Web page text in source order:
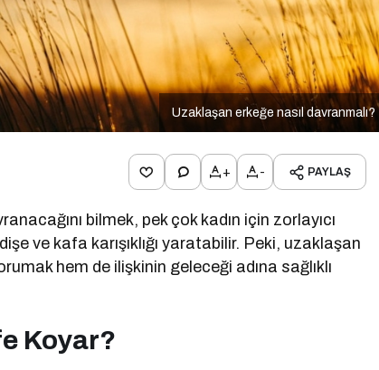
Uzaklaşan erkeğe nasıl davranmalı?
+ - PAYLAŞ
bilmek, pek çok kadın için zorlayıcı
ve kafa karışıklığı yaratabilir. Peki, uzaklaşan
hem de ilişkinin geleceği adına sağlıklı
Koyar?